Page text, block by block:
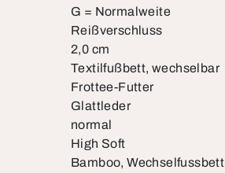
G = Normalweite
Reißverschluss
2,0 cm
Textilfußbett, wechselbar
Frottee-Futter
Glattleder
normal
High Soft
Bamboo, Wechselfussbett